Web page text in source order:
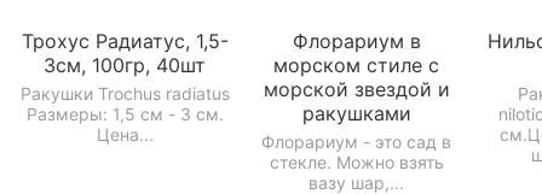
Трохус Радиатус, 1,5-
3см, 100гр, 40шт
Ракушки Trochus radiatus
Размеры: 1,5 см - 3 см.
Цена...
Флорариум в
морском стиле с
морской звездой и
ракушками
Флорариум - это сад в
стекле. Можно взять
вазу шар,...